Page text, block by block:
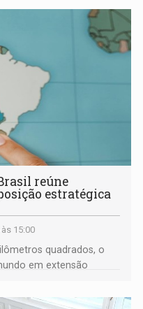
reúne
estratégica
15:00
quadrados, o
em extensão